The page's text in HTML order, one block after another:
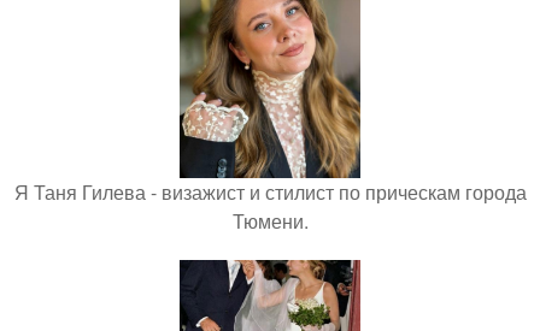
Я Таня Гилева - визажист и стилист по прическам города
Тюмени.